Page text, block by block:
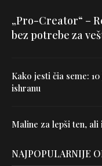
„Pro-Creator“ –
bez potrebe za
Kako jesti čia seme:
ishranu
Maline za lepši ten, ali
NAJPOPULARNIJE